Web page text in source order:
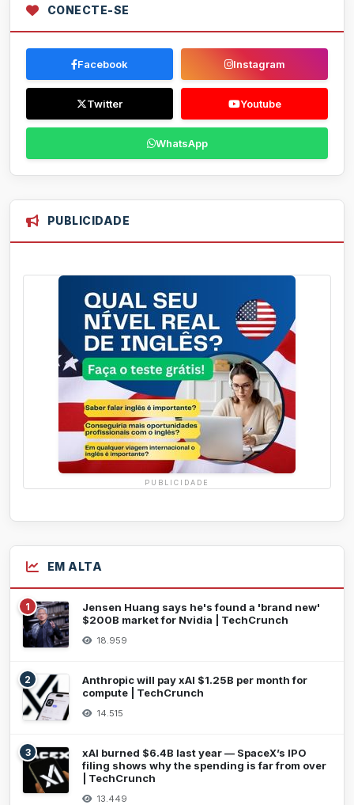
CONECTE-SE
Facebook Instagram
Twitter Youtube
WhatsApp
PUBLICIDADE
PUBLICIDADE
EM ALTA
1
Jensen Huang says he's found a 'brand new'
$200B market for Nvidia | TechCrunch
18.959
2
Anthropic will pay xAI $1.25B per month for
compute | TechCrunch
14.515
3
xAI burned $6.4B last year — SpaceX’s IPO
filing shows why the spending is far from over
| TechCrunch
13.449